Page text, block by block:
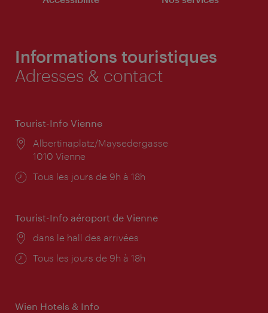
Informations touristiques
Adresses & contact
Tourist-Info Vienne
Lieu:
Albertinaplatz/Maysedergasse
1010 Vienne
Horaires
Tous les jours de 9h à 18h
Tourist-Info aéroport de Vienne
Lieu:
dans le hall des arrivées
Horaires
Tous les jours de 9h à 18h
Wien Hotels & Info